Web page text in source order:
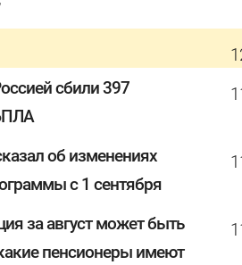
сбили 397
об изменениях
с 1 сентября
за август может быть
пенсионеры имеют